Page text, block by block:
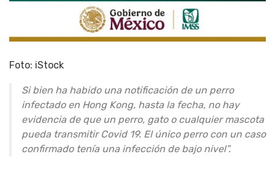
Foto: iStock
Si bien ha habido una notificación de un perro
infectado en Hong Kong, hasta la fecha, no hay
evidencia de que un perro, gato o cualquier mascota
pueda transmitir Covid 19. El único perro con un caso
confirmado tenía una infección de bajo nivel”.